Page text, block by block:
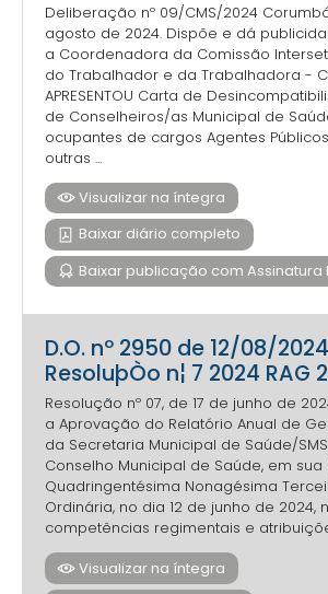
Deliberação nº 09/CMS/2024
agosto de 2024. Dispõe e dá
a Coordenadora da Comissão
do Trabalhador e da Trabalhadora -
APRESENTOU Carta de
de Conselheiros/as Municipal de
ocupantes de cargos Agentes
outras ...
Visualizar na íntegra
Baixar diário completo
Baixar publicação com Assinatura
D.O. nº 2950 de 12/08/
ResoluþÒo n¦ 7 2024 RAG
Resolução nº 07, de 17 de junho de
a Aprovação do Relatório Anual de
da Secretaria Municipal de Saúde/
Conselho Municipal de Saúde, em sua
Quadringentésima Nonagésima
Ordinária, no dia 12 de junho de 2024,
competências regimentais e
Visualizar na íntegra